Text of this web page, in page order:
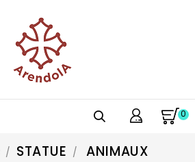
0
STATUE ANIMAUX